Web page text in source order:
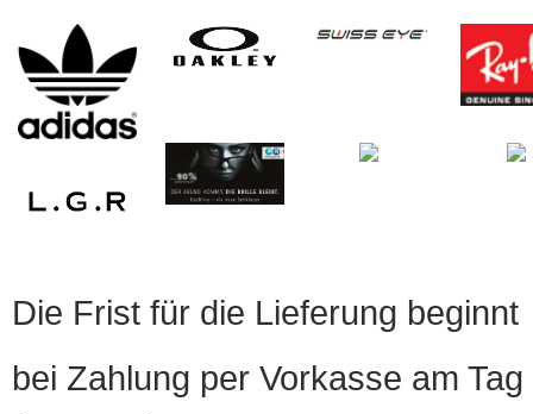
Die Frist für die Lieferung beginnt
bei Zahlung per Vorkasse am